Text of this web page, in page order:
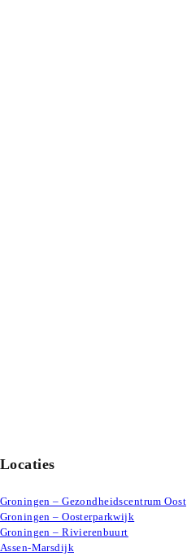
Locaties
Groningen – Gezondheidscentrum Oost
Groningen – Oosterparkwijk
Groningen – Rivierenbuurt
Assen-Marsdijk